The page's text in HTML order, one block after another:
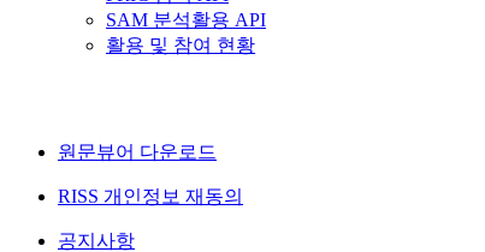
SAM 분석활용 API
활용 및 참여 현황
원문뷰어 다운로드
RISS 개인정보 재동의
공지사항